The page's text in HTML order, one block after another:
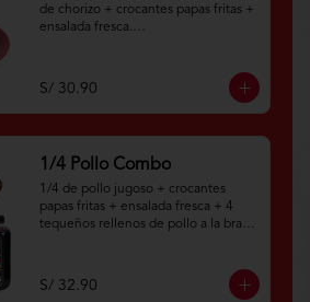
de chorizo + crocantes papas fritas +
ensalada fresca.
condiciones.https://www.lenaycarbo
n.com/TYCGenerales
S/ 30.90
1/4 Pollo Combo
1/4 de pollo jugoso + crocantes
papas fritas + ensalada fresca + 4
tequeños rellenos de pollo a la brasa
Aplica terminos y
S/ 32.90